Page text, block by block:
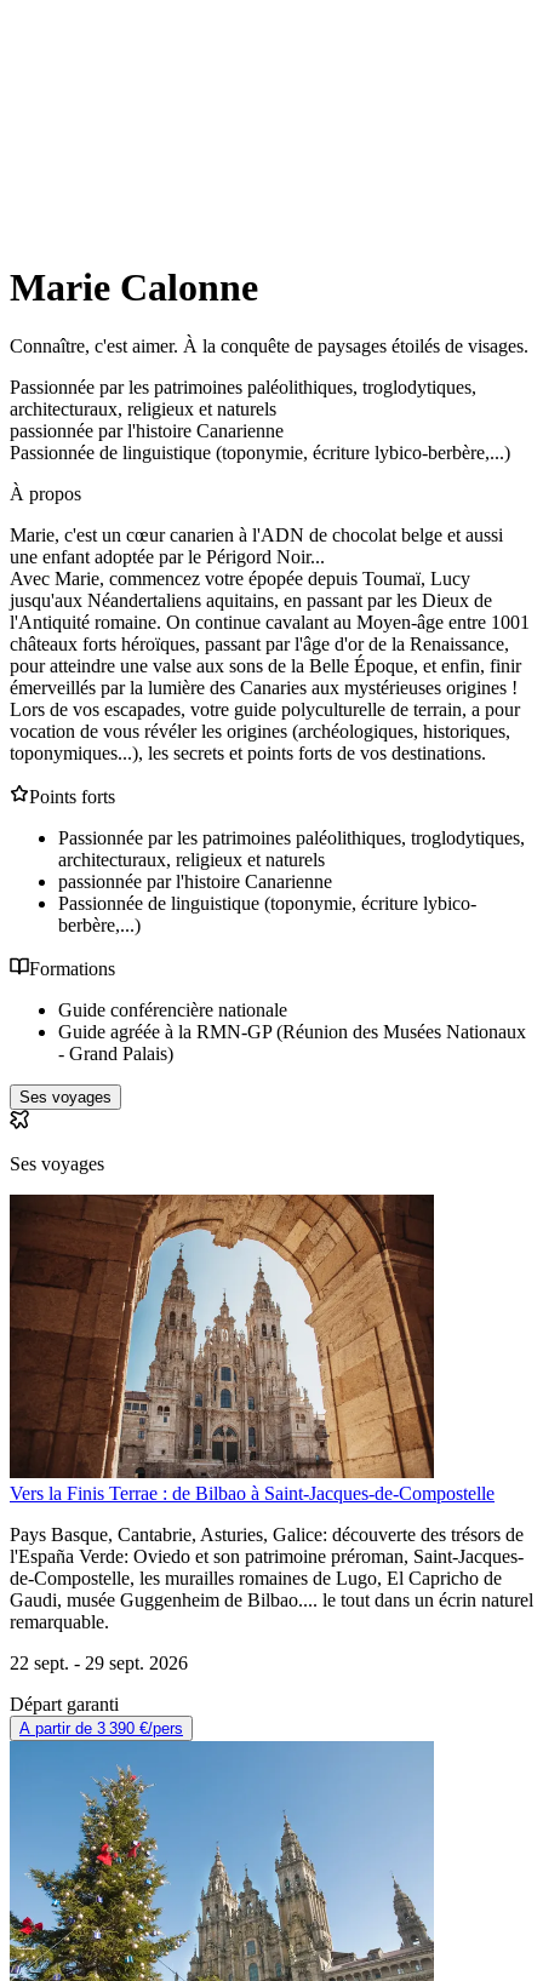
Marie Calonne
Connaître, c'est aimer. À la conquête de paysages étoilés de visages.
Passionnée par les patrimoines paléolithiques, troglodytiques,
architecturaux, religieux et naturels
passionnée par l'histoire Canarienne
Passionnée de linguistique (toponymie, écriture lybico-berbère,...)
À propos
Marie, c'est un cœur canarien à l'ADN de chocolat belge et aussi
une enfant adoptée par le Périgord Noir...
Avec Marie, commencez votre épopée depuis Toumaï, Lucy
jusqu'aux Néandertaliens aquitains, en passant par les Dieux de
l'Antiquité romaine. On continue cavalant au Moyen-âge entre 1001
châteaux forts héroïques, passant par l'âge d'or de la Renaissance,
pour atteindre une valse aux sons de la Belle Époque, et enfin, finir
émerveillés par la lumière des Canaries aux mystérieuses origines !
Lors de vos escapades, votre guide polyculturelle de terrain, a pour
vocation de vous révéler les origines (archéologiques, historiques,
toponymiques...), les secrets et points forts de vos destinations.
Points forts
Passionnée par les patrimoines paléolithiques, troglodytiques,
architecturaux, religieux et naturels
passionnée par l'histoire Canarienne
Passionnée de linguistique (toponymie, écriture lybico-
berbère,...)
Formations
Guide conférencière nationale
Guide agréée à la RMN-GP (Réunion des Musées Nationaux
- Grand Palais)
Ses voyages
Ses voyages
Vers la Finis Terrae : de Bilbao à Saint-Jacques-de-Compostelle
Pays Basque, Cantabrie, Asturies, Galice: découverte des trésors de
l'España Verde: Oviedo et son patrimoine préroman, Saint-Jacques-
de-Compostelle, les murailles romaines de Lugo, El Capricho de
Gaudi, musée Guggenheim de Bilbao.... le tout dans un écrin naturel
remarquable.
22 sept. - 29 sept. 2026
Départ garanti
A partir de 3 390 €/pers